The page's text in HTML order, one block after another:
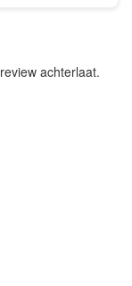
achterlaat.